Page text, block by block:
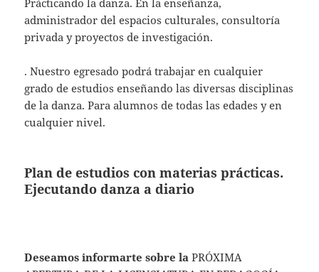
Prácticando la danza. En la enseñanza,
administrador del espacios culturales, consultoría
privada y proyectos de investigación.
. Nuestro egresado podrá trabajar en cualquier
grado de estudios enseñando las diversas disciplinas
de la danza. Para alumnos de todas las edades y en
cualquier nivel.
Plan de estudios con materias prácticas.
Ejecutando danza a diario
Deseamos informarte sobre laPRÓXIMA